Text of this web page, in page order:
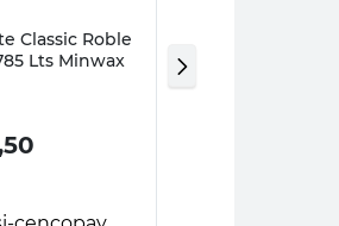
Classic Roble
Lts Minwax
Satinado 4 Lts Cetol